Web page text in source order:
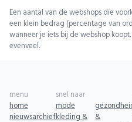
Een aantal van de webshops die
een klein bedrag (percentage van
wanneer je iets bij de webshop
evenveel.
menu
home
nieuwsarchief
snel naar
mode
kleding &
&